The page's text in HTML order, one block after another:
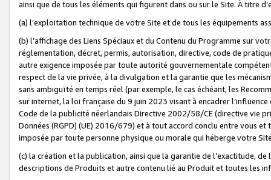
ainsi que de tous les éléments qui figurent dans ou sur le Site. À titre
(a) l’exploitation technique de votre Site et de tous les équipements
(b) l’affichage des Liens Spéciaux et du Contenu du Programme sur
réglementation, décret, permis, autorisation, directive, code de
autre exigence imposée par toute autorité gouvernementale
respect de la vie privée, à la divulgation et la garantie que les
sans ambiguïté en temps réel (par exemple, le cas échéant, les
sur internet, la loi française du 9 juin 2023 visant à encadrer
Code de la publicité néerlandais Directive 2002/58/CE (directive vie
Données (RGPD) (UE) 2016/679) et à tout accord conclu entre vous
imposée par toute personne physique ou morale qui héberge votre
(c) la création et la publication, ainsi que la garantie de l’exactitude,
descriptions de Produits et autre contenu lié au Produit et toutes les